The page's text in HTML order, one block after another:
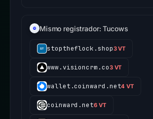
Mismo registrador: Tucows
stoptheflock.shop3 VT
www.visioncrm.co3 VT
wallet.coinward.net4 VT
coinward.net6 VT